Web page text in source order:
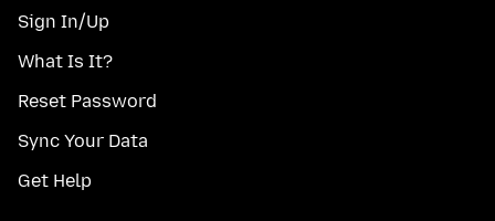
Sign In/Up
What Is It?
Reset Password
Sync Your Data
Get Help